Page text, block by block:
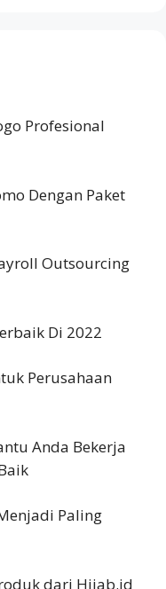
Profesional
Dengan Paket
Outsourcing
Di 2022
Perusahaan
Anda Bekerja
Paling
dari Hijab.id